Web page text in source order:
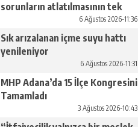
sorunların atlatılmasının tek
yolu üretimi artırmaktan
geçiyor.”
6 Ağustos 2026-11:36
Sık arızalanan içme suyu hattı
yenileniyor
6 Ağustos 2026-11:31
MHP Adana’da 15 İlçe Kongresini
Tamamladı
3 Ağustos 2026-10:43